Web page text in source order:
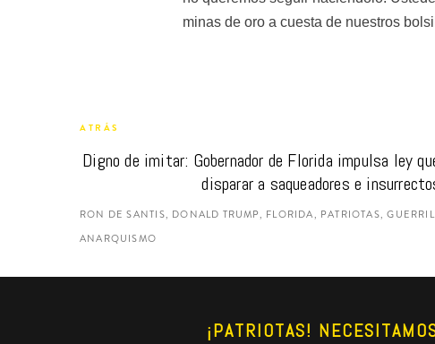
minas de oro a cuesta de nuestros
ATRÁS
Digno de imitar: Gobernador de Florida impulsa ley
disparar a saqueadores e
RON DE SANTIS, DONALD TRUMP, FLORIDA, PATRIOTAS,
ANARQUISMO
¡PATRIOTAS!